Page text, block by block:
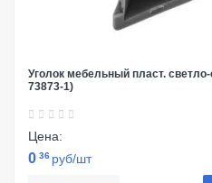
Уголок мебельный пласт.
73873-1)
Цена:
0 36 руб/шт